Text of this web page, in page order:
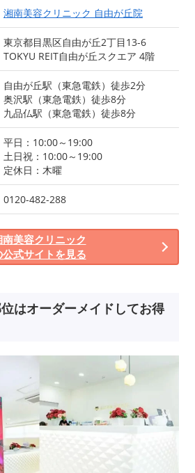
湘南美容クリニック 自由が丘院
東京都目黒区自由が丘2丁目13-6
TOKYU REIT自由が丘スクエア 4階
自由が丘駅（東急電鉄）徒歩2分
奥沢駅（東急電鉄）徒歩8分
九品仏駅（東急電鉄）徒歩8分
平日：10:00～19:00
土日祝：10:00～19:00
定休日：木曜
0120-482-288
南美容クリニック
公式サイトを見る
はオーダーメイドしてお得